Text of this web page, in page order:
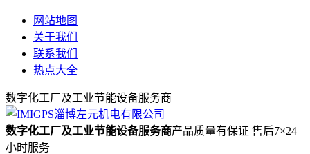
网站地图
关于我们
联系我们
热点大全
数字化工厂及工业节能设备服务商
数字化工厂及工业节能设备服务商产品质量有保证 售后7×24
小时服务